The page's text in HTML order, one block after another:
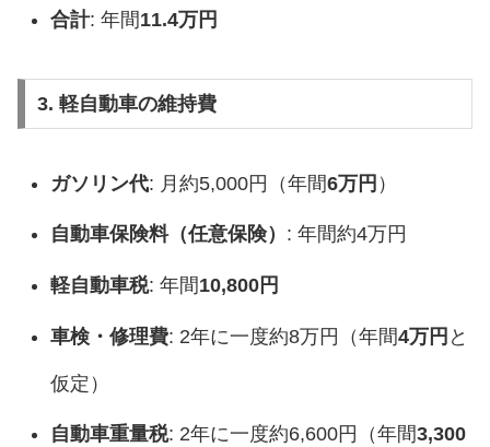
合計: 年間11.4万円
3. 軽自動車の維持費
ガソリン代: 月約5,000円（年間6万円 ）
自動車保険料（任意保険） : 年間約4万円
軽自動車税: 年間10,800円
車検・修理費: 2年に一度約8万円（年間4万円 と
仮定）
自動車重量税: 2年に一度約6,600円（年間3,300